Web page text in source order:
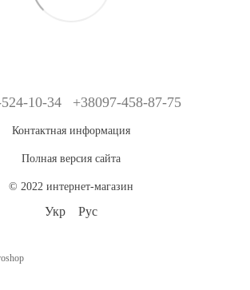
10-34 +38097-458-87-75
Контактная информация
Полная версия сайта
© 2022 интернет-магазин
Укр Рус